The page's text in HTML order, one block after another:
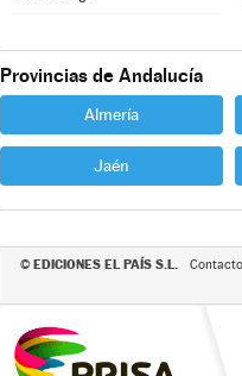
Provincias de Andalucía
Almería
Jaén
© EDICIONES EL PAÍS S.L. Contacto